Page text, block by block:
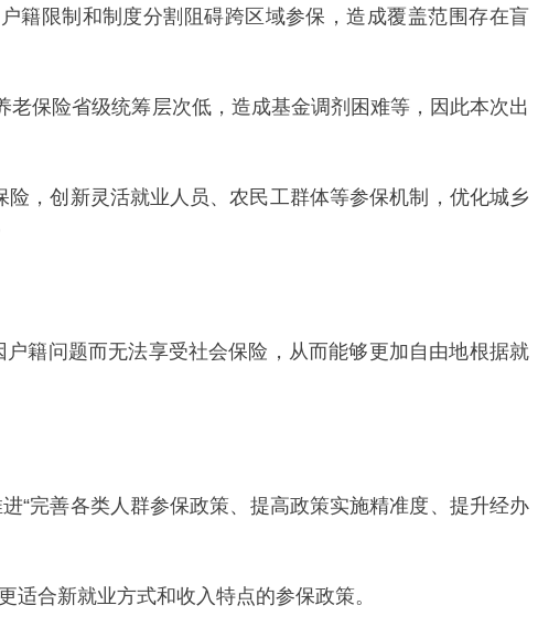
籍限制和制度分割阻碍跨区域参保，造成覆盖范围存在盲
保险省级统筹层次低，造成基金调剂困难等，因此本次出
，创新灵活就业人员、农民工群体等参保机制‌，优化城乡
籍问题而无法享受社会保险，从而能够更加自由地根据就
“完善各类人群参保政策、提高政策实施精准度、提升经办
合新就业方式和收入特点的参保政策。